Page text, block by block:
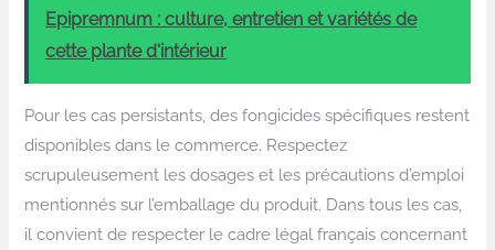
Epipremnum : culture, entretien et variétés de
cette plante d'intérieur
Pour les cas persistants, des fongicides spécifiques restent
disponibles dans le commerce. Respectez
scrupuleusement les dosages et les précautions d’emploi
mentionnés sur l’emballage du produit. Dans tous les cas,
il convient de respecter le cadre légal français concernant